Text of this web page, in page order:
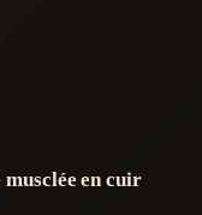
musclée en cuir